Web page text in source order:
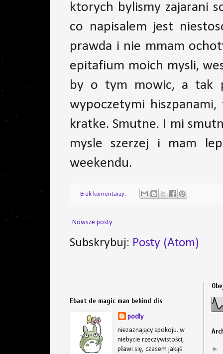
ktorych bylismy zajarani
co napisalem jest
prawda i nie mmam
epitafium moich mysli,
by o tym mowic, a tak
wypoczetymi
kratke. Smutne. I mi
mysle szerzej i mam
weekendu.
Brak komentarzy:
Nowsze posty
Subskrybuj: Posty (Atom)
Ebaut de magic man behind dis
podly
niezaznający spokoju. w
niebycie rzeczywistości,
pławi się, czasem jakąś
►